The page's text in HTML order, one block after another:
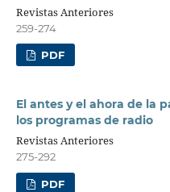
Revistas Anteriores
259-274
PDF
El antes y el ahora de la
los programas de radio
Revistas Anteriores
275-292
PDF